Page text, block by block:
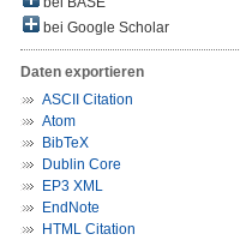
bei Google Scholar
Daten exportieren
ASCII Citation
Atom
BibTeX
Dublin Core
EP3 XML
EndNote
HTML Citation